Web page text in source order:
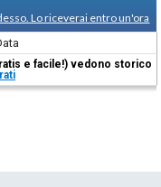
Lo riceverai entro un'ora
e facile!) vedono storico